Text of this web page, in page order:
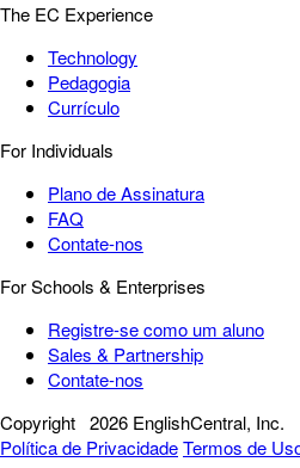
The EC Experience
Technology
Pedagogia
Currículo
For Individuals
Plano de Assinatura
FAQ
Contate-nos
For Schools & Enterprises
Registre-se como um aluno
Sales & Partnership
Contate-nos
Copyright 2026 EnglishCentral, Inc.
Política de PrivacidadeTermos de